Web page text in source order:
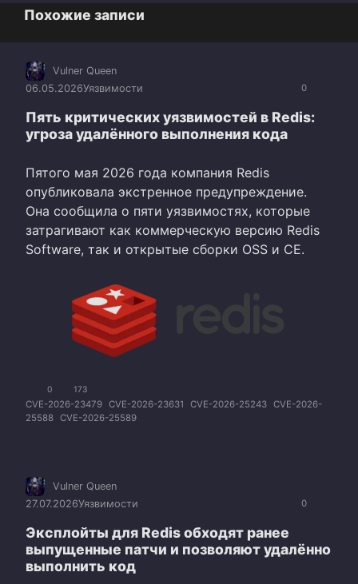
Похожие записи
0
Vulner Queen
06.05.2026Уязвимости
Пять критических уязвимостей в Redis:
угроза удалённого выполнения кода
Пятого мая 2026 года компания Redis
опубликовала экстренное предупреждение.
Она сообщила о пяти уязвимостях, которые
затрагивают как коммерческую версию Redis
Software, так и открытые сборки OSS и CE.
0 173
CVE-2026-23479 CVE-2026-23631 CVE-2026-25243 CVE-2026-
25588 CVE-2026-25589
0
Vulner Queen
27.07.2026Уязвимости
Эксплойты для Redis обходят ранее
выпущенные патчи и позволяют удалённо
выполнить код